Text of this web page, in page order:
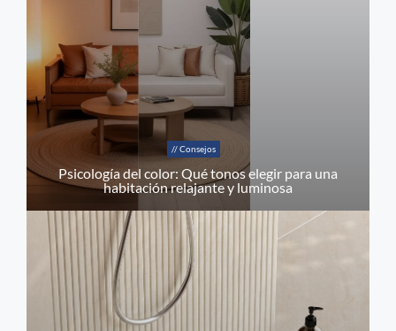
// Consejos
Psicología del color: Qué tonos elegir para una
habitación relajante y luminosa